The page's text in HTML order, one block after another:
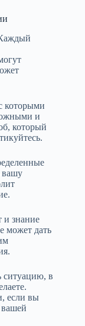
которыми
и
который
вашу
знание
может дать
ситуацию, в
если вы
вашей